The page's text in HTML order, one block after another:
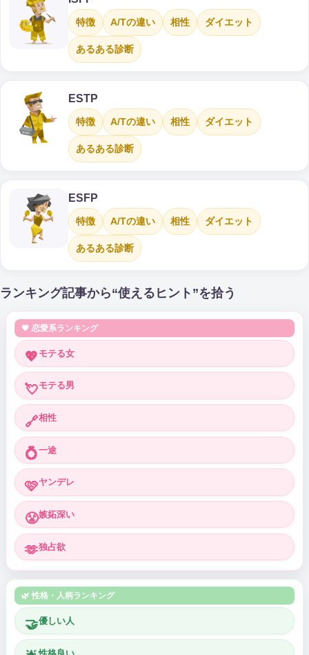
特徴 A/Tの違い 相性 ダイエット
あるある診断
ESTP
特徴 A/Tの違い 相性 ダイエット
あるある診断
ESFP
特徴 A/Tの違い 相性 ダイエット
あるある診断
ランキング記事から“使えるヒント”を拾う
💗 恋愛系ランキング
💖 モテる女
💘モテる男
🔗相性
💍一途
🩷ヤンデレ
😤嫉妬深い
🫶独占欲
🌿 性格・人柄ランキング
🤝優しい人